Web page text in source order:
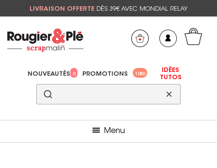
LIVRAISON OFFERTE DÈS 39€ AVEC MONDIAL RELAY
NOUVEAUTÉS 0 PROMOTIONS 1080
IDÉES
TUTOS
Menu